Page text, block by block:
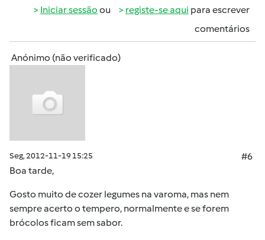
Iniciar sessão ou registe-se aqui para escrever
comentários
Anónimo (não verificado)
Seg, 2012-11-19 15:25
#6
Boa tarde,
Gosto muito de cozer legumes na varoma, mas nem
sempre acerto o tempero, normalmente e se forem
brócolos ficam sem sabor.